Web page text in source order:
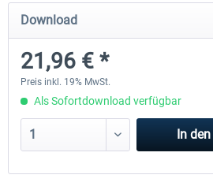
Perfect Flight - Flying Germany MSFS
14,88 € *
Download
21,96 € *
Preis inkl. 19% MwSt.
Als Sofortdownload verfügbar
In den